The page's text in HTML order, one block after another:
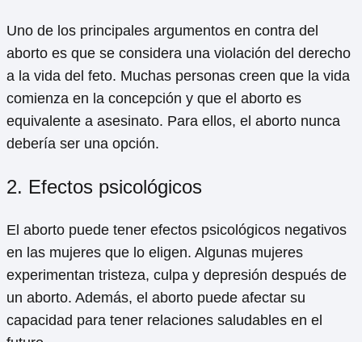
Uno de los principales argumentos en contra del
aborto es que se considera una violación del derecho
a la vida del feto. Muchas personas creen que la vida
comienza en la concepción y que el aborto es
equivalente a asesinato. Para ellos, el aborto nunca
debería ser una opción.
2. Efectos psicológicos
El aborto puede tener efectos psicológicos negativos
en las mujeres que lo eligen. Algunas mujeres
experimentan tristeza, culpa y depresión después de
un aborto. Además, el aborto puede afectar su
capacidad para tener relaciones saludables en el